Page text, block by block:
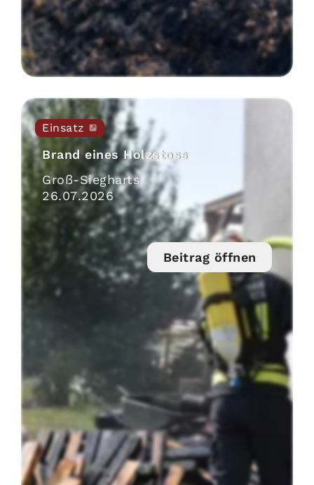
Einsatz
Brand eines Holzstoss
Groß-Siegharts
26.07.2026
Beitrag öffnen